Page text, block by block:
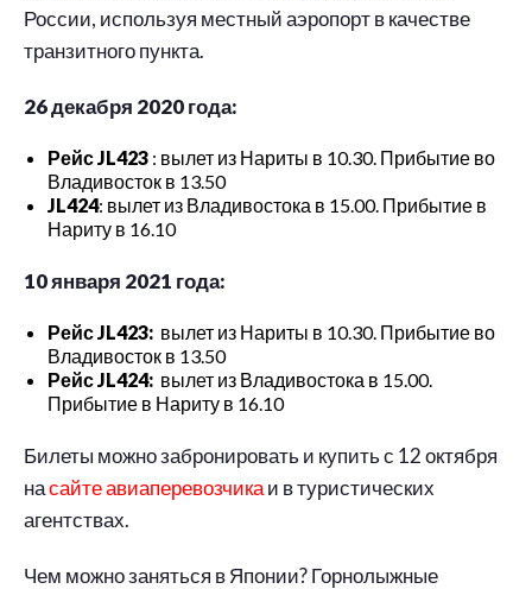
России, используя местный аэропорт в качестве
транзитного пункта.
26 декабря 2020 года:
Рейс JL423 : вылет из Нариты в 10.30. Прибытие во
Владивосток в 13.50
JL424: вылет из Владивостока в 15.00. Прибытие в
Нариту в 16.10
10 января 2021 года:
Рейс JL423: вылет из Нариты в 10.30. Прибытие во
Владивосток в 13.50
Рейс JL424: вылет из Владивостока в 15.00.
Прибытие в Нариту в 16.10
Билеты можно забронировать и купить с 12 октября
насайте авиаперевозчикаи в туристических
агентствах.
Чем можно заняться в Японии? Горнолыжные